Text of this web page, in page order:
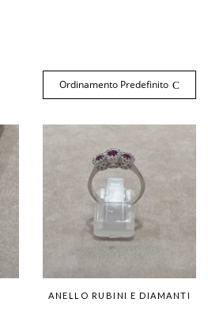
Ordinamento Predefinito
ANELLO RUBINI E DIAMANTI